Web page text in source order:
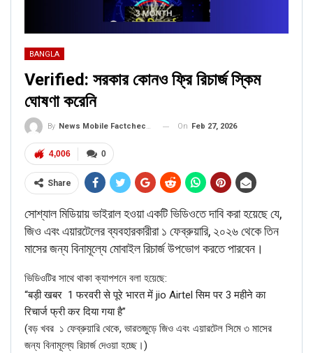
BANGLA
Verified: সরকার কোনও ফ্রি রিচার্জ স্কিম
ঘোষণা করেনি
By News Mobile Factcheck Bureau On Feb 27, 2026
0
4,006
Share
সোশ্যাল মিডিয়ায় ভাইরাল হওয়া একটি ভিডিওতে দাবি করা হয়েছে যে,
জিও এবং এয়ারটেলের ব্যবহারকারীরা ১ ফেব্রুয়ারি, ২০২৬ থেকে তিন
মাসের জন্য বিনামূল্যে মোবাইল রিচার্জ উপভোগ করতে পারবেন।
ভিডিওটির সাথে থাকা ক্যাপশনে বলা হয়েছে:
“बड़ी खबर 1 फरवरी से पूरे भारत में jio Airtel सिम पर 3 महीने का
रिचार्ज फ्री कर दिया गया है”
(বড় খবর ১ ফেব্রুয়ারি থেকে, ভারতজুড়ে জিও এবং এয়ারটেল সিমে ৩ মাসের
জন্য বিনামূল্যে রিচার্জ দেওয়া হচ্ছে।)